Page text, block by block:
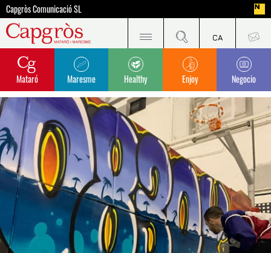
Capgròs Comunicació SL
Mataró Maresme Healthy Enjoy Negocio